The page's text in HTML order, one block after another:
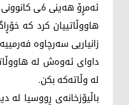
هاووڵاتییان کرد کە
زانیاریی سەرچاوە
داوای ئەوەش لە
لە وڵاتەکە بکن.
باڵیۆزخانەی ڕووسیا